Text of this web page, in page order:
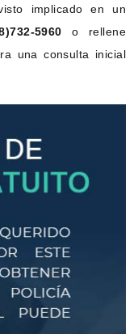
implicado en un
5960 o rellene
una consulta inicial